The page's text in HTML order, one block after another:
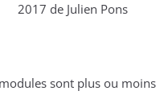
2017 de Julien Pons
sont plus ou